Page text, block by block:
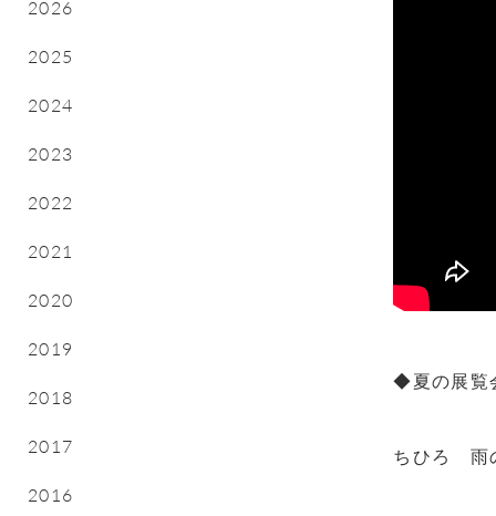
◆夏の展
ちひろ 雨
2026
2025
2024
2023
2022
2021
2020
2019
2018
2017
2016